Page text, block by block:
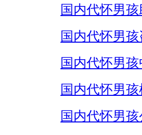
国内代怀男
国内代怀男孩
国内代怀男
国内代怀男孩
国内代怀男孩